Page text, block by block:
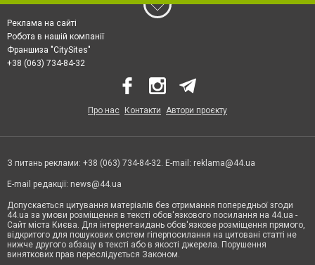
Реклама на сайті
Робота в нашій компанії
Франшиза "CitySites"
+38 (063) 734-84-32
Про нас Контакти Автори проєкту
З питань реклами: +38 (063) 734-84-32. E-mail: reklama@44.ua
E-mail редакції: news@44.ua
Допускається цитування матеріалів без отримання попередньої згоди
44.ua за умови розміщення в тексті обов'язкового посилання на 44.ua -
Сайт міста Києва. Для інтернет-видань обов'язкове розміщення прямого,
відкритого для пошукових систем гіперпосилання на цитовані статті не
нижче другого абзацу в тексті або в якості джерела. Порушення
виняткових прав переслідується Законом.